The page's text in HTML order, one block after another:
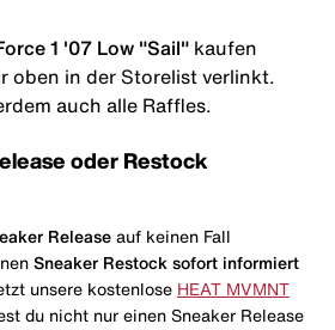
1 '07 Low "Sail" kaufen
oben in der Storelist verlinkt.
auch alle Raffles.
oder Restock
Release auf keinen Fall
Sneaker Restock sofort informiert
unsere kostenlose HEAT MVMNT
du nicht nur einen Sneaker Release